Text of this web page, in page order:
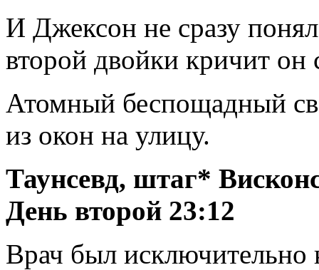
И Джексон не сразу
второй двойки кричит он
Атомный беспощадный
из окон на улицу.
Таунсевд, штаг*
День второй 23:12
Врач был исключительно